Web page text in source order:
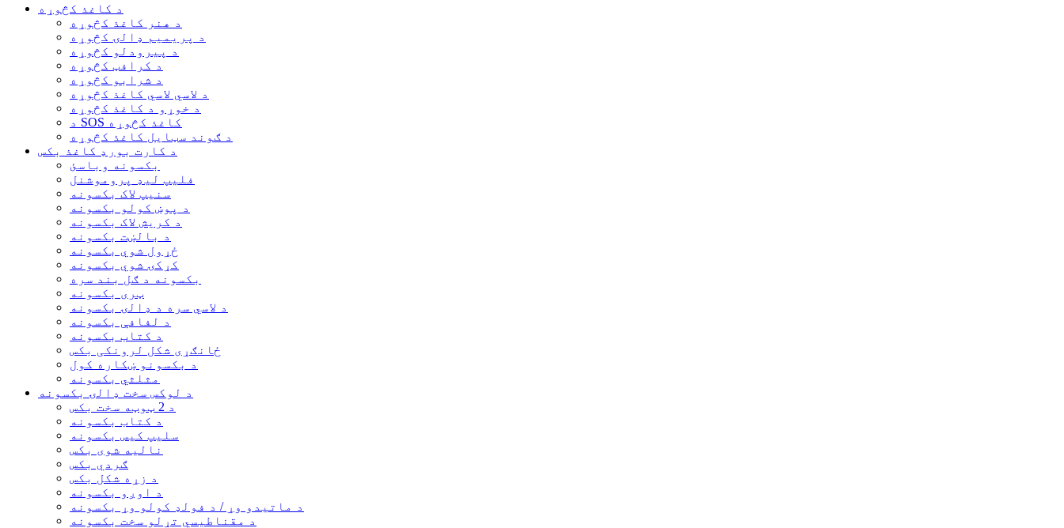
د کاغذ کڅوړه
د هنر کاغذ کڅوړه
د پریمیم ډالۍ کڅوړه
د پیرودلو کڅوړه
د کرافټ کڅوړه
د شرابو کڅوړه
د لاسي لاسي کاغذ کڅوړه
د خوړو د کاغذ کڅوړه
د SOS کاغذ کڅوړه
د ګوند سټایل کاغذ کڅوړه
د کارت بورډ کاغذ بکس
بکسونه وباسئ
فلیپ لیډ پروموشنل
سنیپ لاک بکسونه
د پوښ کولو بکسونه
د کریش لاک بکسونه
د بالښت بکسونه
ځړول شوي بکسونه
کړکۍ شوي بکسونه
بکسونه د ګل بند سره
ټری بکسونه
د لاسي سره د ډالۍ بکسونه
د لفافې بکسونه
د کتاب بکسونه
ځانګړی شکل لرونکی بکس
د بکسونو ښکاره کول
مثلثي بکسونه
د لوکس سخت ډالۍ بکسونه
د 2 ټوټه سخت بکس
د کتاب بکسونه
سلیپ کیس بکسونه
نالیه شوی بکس
ګردي بکس
د زړه شکل بکس
د اوږو بکسونه
د ماتیدو وړ / د فولډ کولو وړ بکسونه
د مقناطیسي تړلو سخت بکسونه